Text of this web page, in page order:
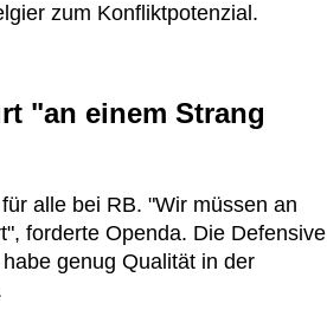
zum Konfliktpotenzial.
"an einem Strang
alle bei RB. "Wir müssen an
forderte Openda. Die Defensive
genug Qualität in der